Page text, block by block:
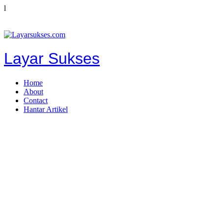
l
Layar Sukses
Home
About
Contact
Hantar Artikel